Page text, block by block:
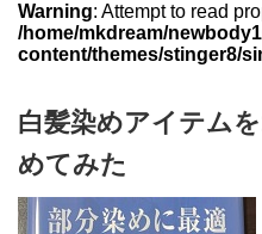
Warning: Attempt to read
/home/mkdream/
content/themes/stinger8/
白髪染めアイテム
めてみた